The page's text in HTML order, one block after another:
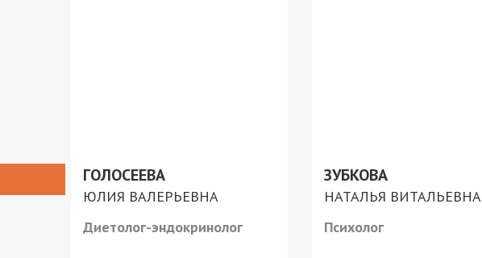
ГОЛОСЕЕВА
ЮЛИЯ ВАЛЕРЬЕВНА
Диетолог-эндокринолог
ЗУБКОВА
НАТАЛЬЯ ВИТАЛЬЕВНА
Психолог